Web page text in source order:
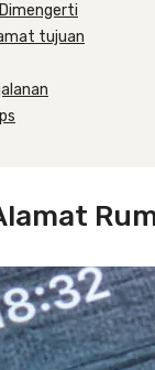
tujuan